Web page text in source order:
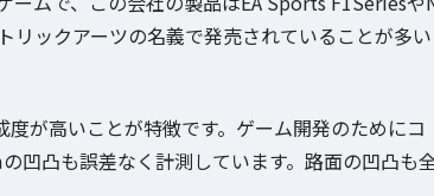
リックアーツの名義で発売されていることが多い
が高いことが特徴です。ゲーム開発のためにコ
凹凸も誤差なく計測しています。路面の凹凸も